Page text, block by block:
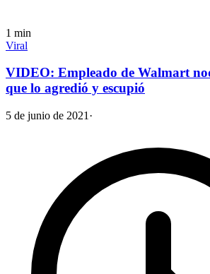
1 min
Viral
VIDEO: Empleado de Walmart
que lo agredió y escupió
5 de junio de 2021 ·